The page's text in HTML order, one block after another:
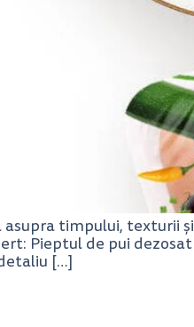
timpului,
Pieptul de pui
[…]